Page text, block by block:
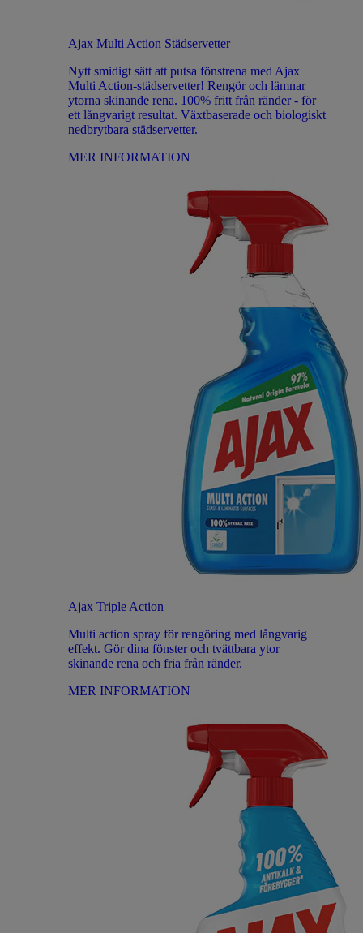
Ajax Multi Action Städservetter
Nytt smidigt sätt att putsa fönstrena med Ajax
Multi Action-städservetter! Rengör och lämnar
ytorna skinande rena. 100% fritt från ränder - för
ett långvarigt resultat. Växtbaserade och biologiskt
nedbrytbara städservetter.
MER INFORMATION
Ajax Triple Action
Multi action spray för rengöring med långvarig
effekt. Gör dina fönster och tvättbara ytor
skinande rena och fria från ränder.
MER INFORMATION